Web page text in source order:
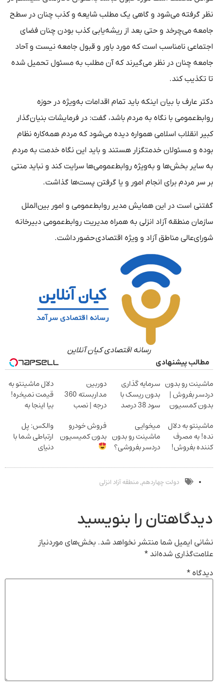
نظر گرفته می‌شود و گاهی یک مطلب شایعه و کذب چنان در سطح
جامعه می‌چرخد و حتی بعد از ریشه‌یابی کذب بودن چنان فضای
اجتماعی نامناسب است که مورد باور و قبول جامعه نیست و آحاد
جامعه چنان در نظر می‌گیرند که آن مطلب به مسئول تحمیل شده
تا تکذیب کند.
دکتر عارف با بیان اینکه باید تمام اقدامات به‌ویژه در حوزه
روابط‌عمومی با نگاه به مردم باشد، گفت: در فرمایشات بنیان‌گذار
کبیر انقلاب اسلامی همواره دیده می‌شود که مردم همه‌کاره نظام
بوده و مسئولان خدمتگزار هستند و باید این نگاه خدمت به مردم
به سایر بخش‌ها و به‌ویژه روابط‌عمومی‌ها سرایت کند و نباید منتی
بر سر مردم برای انجام امور و یا گرفتن پست‌ها گذاشت.
گفتنی است در این همایش مدیر روابط‌عمومی و امور بین‌الملل
سازمان منطقه آزاد انزلی به همراه مدیریت روابط‌عمومی دبیرخانه
شورای‌عالی مناطق آزاد و ویژه اقتصادی حضور داشت.
رسانه اقتصادی کیان آنلاین
مطالب پیشنهادی
ماشینت رو بدون
دردسر بفروش |
بدون کمسیون
سرمایه گذاری
بدون ریسک با
سود 38 درصد
دوربین
مداربسته 360
درجه | نصب
دلال ماشینتو به
قیمت نمیخره!
بیا اینجا به
بفروش*فقط
خریدار واقعی*
ماشینتو به دلال
نده! به مصرف
کننده بفروش!
یک تماس
میخوایی
ماشینت رو بدون
دردسر بفروشی؟
فروش خودرو
بدون کمیسیون
والکس: پل
ارتباطی شما با
دنیای
دیجیتال
دولت چهاردهم,منطقه آزاد انزلی
دیدگاهتان را بنویسید
نشانی ایمیل شما منتشر نخواهد شد. بخش‌های موردنیاز
علامت‌گذاری شده‌اند *
دیدگاه *